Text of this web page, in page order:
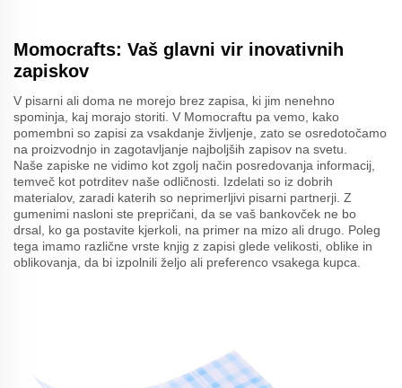
Momocrafts: Vaš glavni vir inovativnih
zapiskov
V pisarni ali doma ne morejo brez zapisa, ki jim nenehno
spominja, kaj morajo storiti. V Momocraftu pa vemo, kako
pomembni so zapisi za vsakdanje življenje, zato se osredotočamo
na proizvodnjo in zagotavljanje najboljših zapisov na svetu.
Naše zapiske ne vidimo kot zgolj način posredovanja informacij,
temveč kot potrditev naše odličnosti. Izdelati so iz dobrih
materialov, zaradi katerih so neprimerljivi pisarni partnerji. Z
gumenimi nasloni ste prepričani, da se vaš bankovček ne bo
drsal, ko ga postavite kjerkoli, na primer na mizo ali drugo. Poleg
tega imamo različne vrste knjig z zapisi glede velikosti, oblike in
oblikovanja, da bi izpolnili željo ali preferenco vsakega kupca.